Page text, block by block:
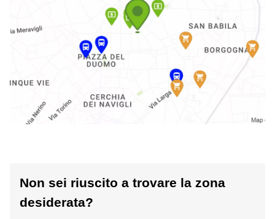
Non sei riuscito a trovare la zona
desiderata?